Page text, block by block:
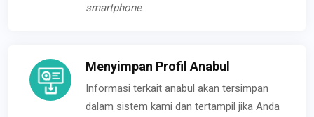
smartphone.
Menyimpan Profil Anabul
Informasi terkait anabul akan tersimpan
dalam sistem kami dan tertampil jika Anda